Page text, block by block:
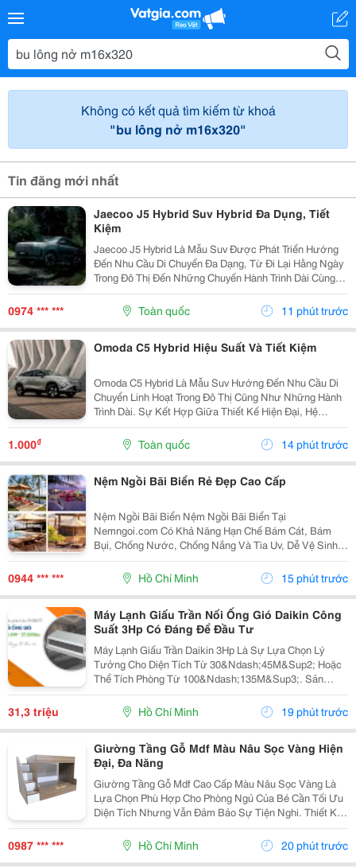
Không có kết quả tìm kiếm từ khoá
"bu lông nở m16x320"
Tin đăng mới nhất
Jaecoo J5 Hybrid Suv Hybrid Đa Dụng, Tiết
Kiệm
Jaecoo J5 Hybrid Là Mẫu Suv Được Phát Triển Hướng
Đến Nhu Cầu Di Chuyển Đa Dạng, Từ Đi Lại Hằng Ngày
Trong Đô Thị Đến Những Chuyến Hành Trình Dài Cùng
Gia Đình. Nhờ Hệ Truyền Động Hybrid Shs-H, Thiết Kế
Thực Dụng Và Nhiều Công Nghệ Hỗ Trợ, Xe Mang...
0974 *** *** Toàn quốc 11 phút trước
Omoda C5 Hybrid Hiệu Suất Và Tiết Kiệm
Omoda C5 Hybrid Là Mẫu Suv Hướng Đến Nhu Cầu Di
Chuyển Linh Hoạt Trong Đô Thị Cũng Như Những Hành
Trình Dài. Sự Kết Hợp Giữa Thiết Kế Hiện Đại, Hệ
Truyền Động Hybrid Và Các Công Nghệ Hỗ Trợ Thông
Minh Giúp Xe Đáp Ứng Tốt Nhiều Nhu Cầu Sử Dụng
Thực...
1.000₫ Toàn quốc 14 phút trước
Nệm Ngồi Bãi Biển Rẻ Đẹp Cao Cấp
Nệm Ngồi Bãi Biển Nệm Ngồi Bãi Biển Tại
Nemngoi.com Có Khả Năng Hạn Chế Bám Cát, Bám
Bụi, Chống Nước, Chống Nắng Và Tia Uv, Dễ Vệ Sinh
Và Nhanh Khô. Sản Phẩm Có Nhiều Kích Thước, Nhận
Số Lượng Sỉ Lẻ Với Ưu Đãi, Chiết Khấu Và Báo Giá
Nhanh . Liên Hệ...
0944 *** *** Hồ Chí Minh 15 phút trước
Máy Lạnh Giấu Trần Nối Ống Gió Daikin Công
Suất 3Hp Có Đáng Để Đầu Tư
Máy Lạnh Giấu Trần Daikin 3Hp Là Sự Lựa Chọn Lý
Tưởng Cho Diện Tích Từ 30&Ndash;45M&Sup2; Hoặc
Thể Tích Phòng Từ 100&Ndash;135M&Sup3;. Sản
Phẩm Này Không Chỉ Mang Lại Hiệu Quả Làm Lạnh Tốt
Mà Còn Đảm Bảo Độ Bền, Tiết Kiệm Điện Năng, Phù
Hợp Với Đa...
31,3 triệu Hồ Chí Minh 19 phút trước
Giường Tầng Gỗ Mdf Màu Nâu Sọc Vàng Hiện
Đại, Đa Năng
Giường Tầng Gỗ Mdf Cao Cấp Màu Nâu Sọc Vàng Là
Lựa Chọn Phù Hợp Cho Phòng Ngủ Của Bé Cần Tối Ưu
Diện Tích Nhưng Vẫn Đảm Bảo Sự Tiện Nghi. Thiết Kế
2 Tầng Chắc Chắn, Có Cầu Thang Bên Hông Và Hộc
Lưu Trữ Giúp Căn Phòng Gọn Gàng Hơn. Sản Phẩm Sử
Dụng...
0987 *** *** Hồ Chí Minh 20 phút trước